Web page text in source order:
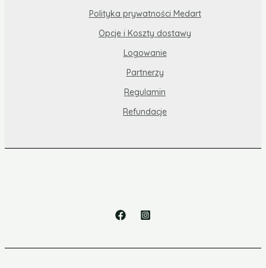
Polityka prywatności Medart
Opcje i Koszty dostawy
Logowanie
Partnerzy
Regulamin
Refundacje